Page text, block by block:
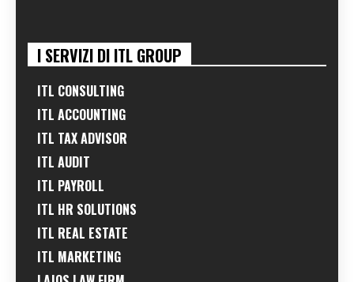
I SERVIZI DI ITL GROUP
ITL CONSULTING
ITL ACCOUNTING
ITL TAX ADVISOR
ITL AUDIT
ITL PAYROLL
ITL HR SOLUTIONS
ITL REAL ESTATE
ITL MARKETING